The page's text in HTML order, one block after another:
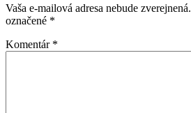
Vaša e-mailová adresa nebude zverejnená.
označené *
Komentár *